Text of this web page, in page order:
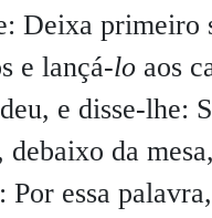
Deixa primeiro
e lançá-lo aos
e disse-lhe:
da
Por essa